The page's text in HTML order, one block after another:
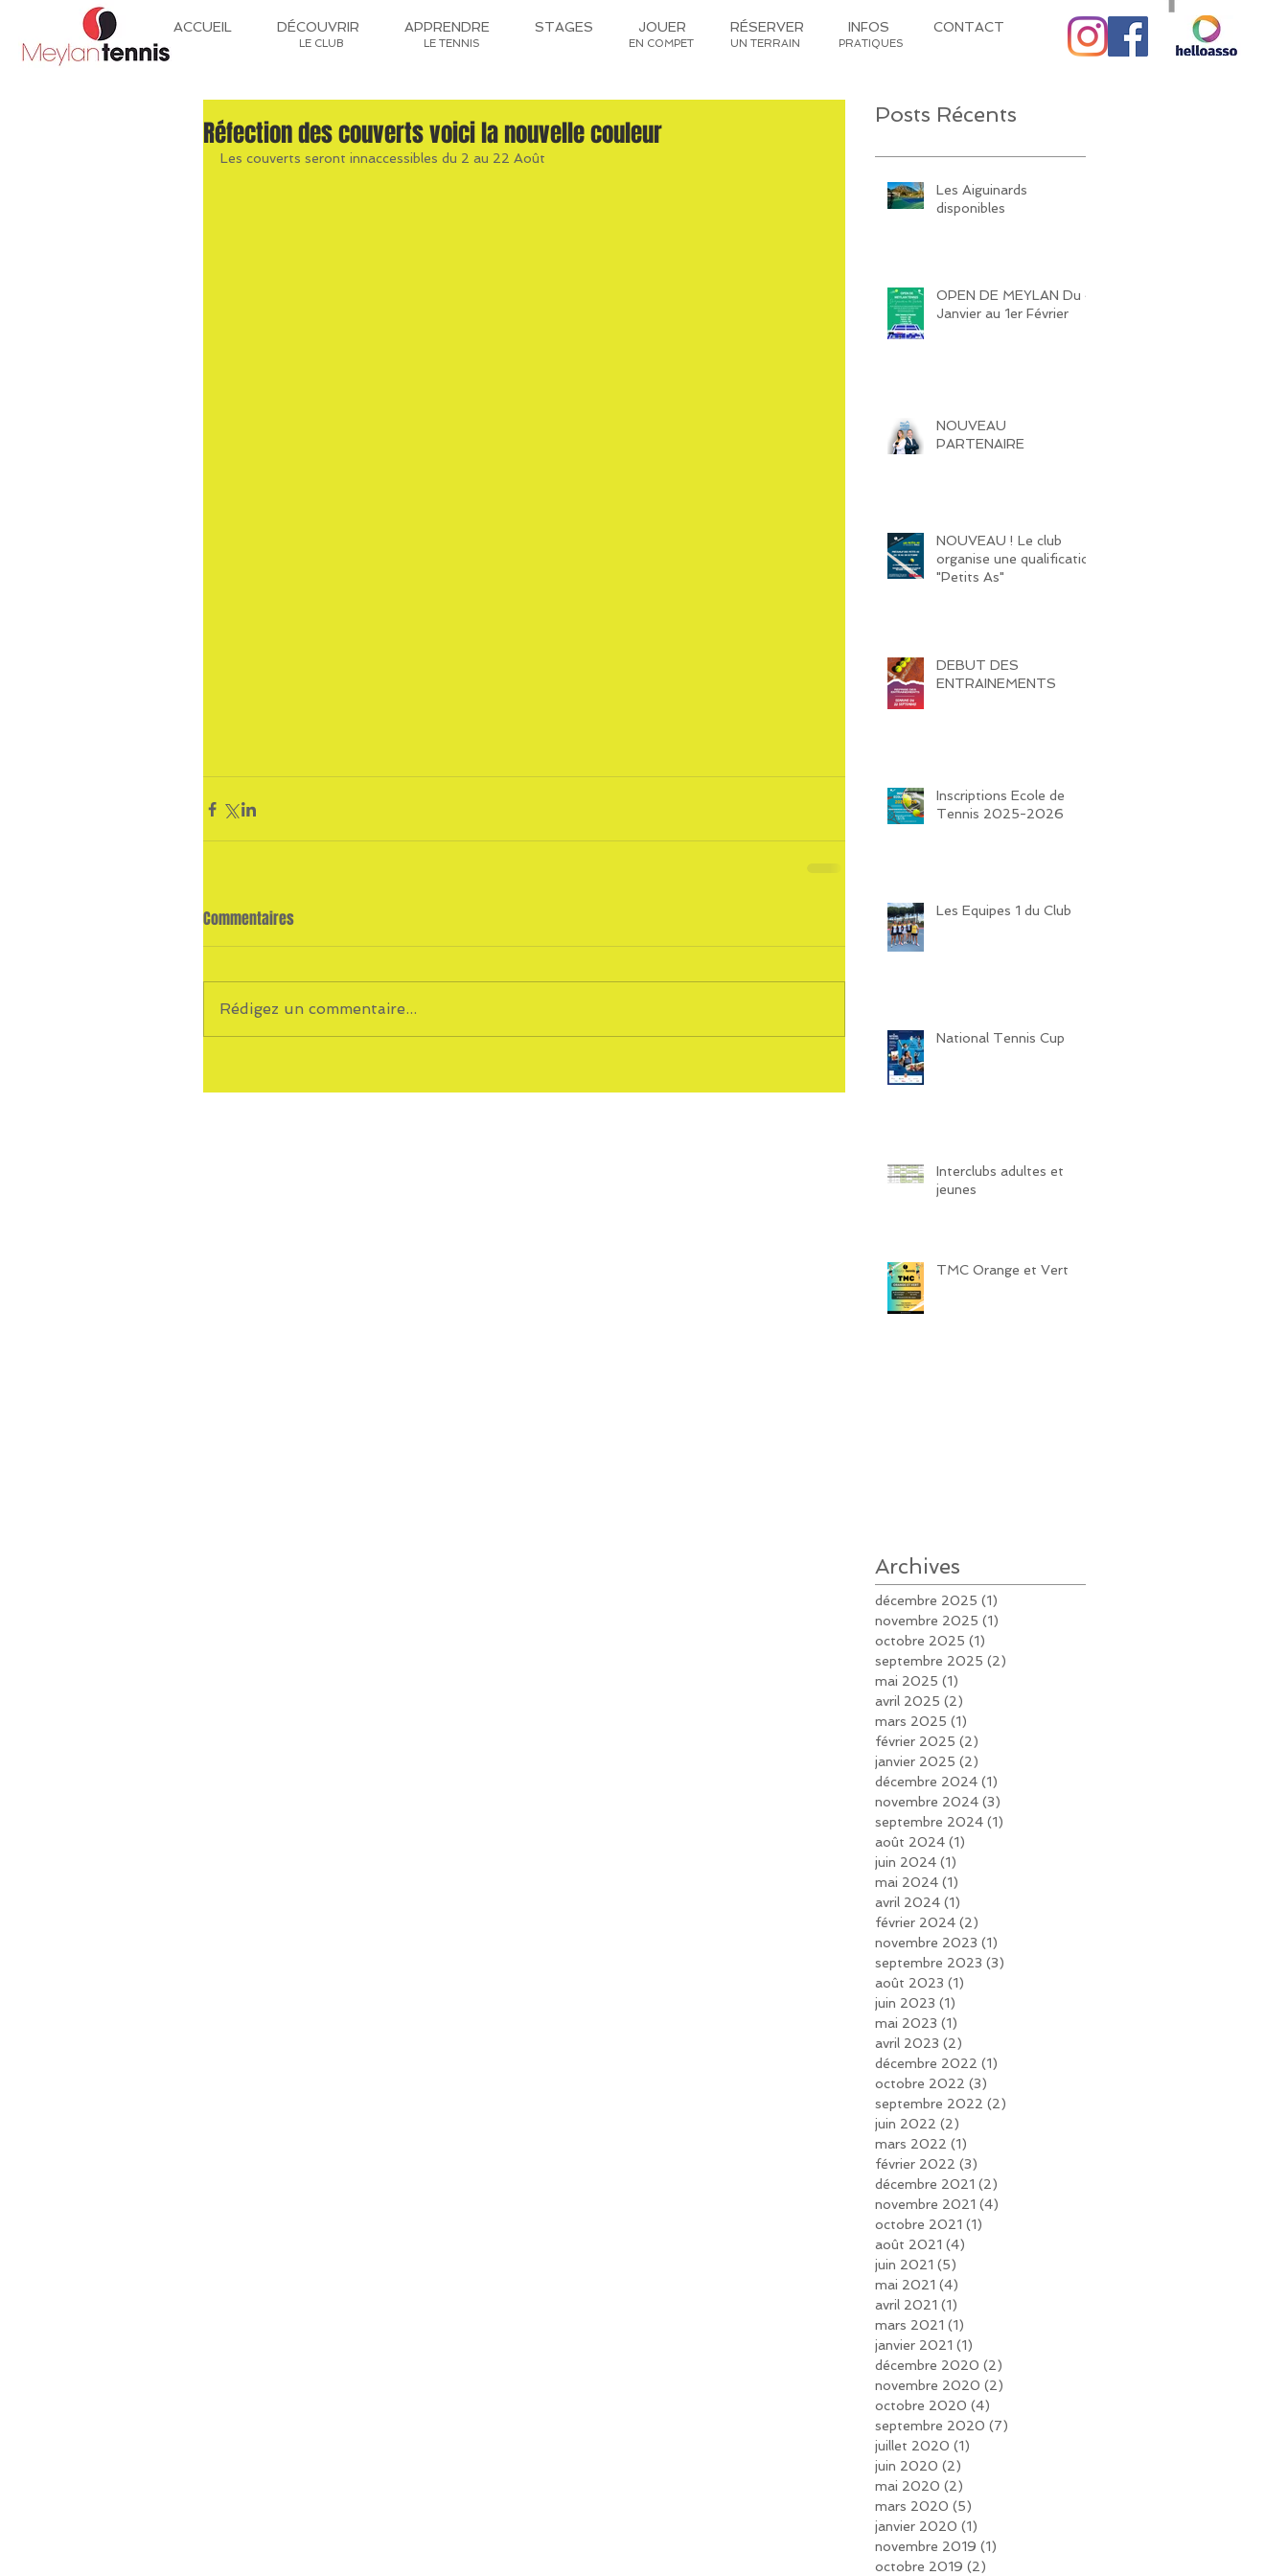
ACCUEIL DÉCOUVRIR APPRENDRE STAGES JOUER RÉSERVER INFOS CONTACT
LE CLUB LE TENNIS EN COMPET UN TERRAIN PRATIQUES
Réfection des couverts voici la nouvelle couleur
Les couverts seront innaccessibles du 2 au 22 Août
Commentaires
Rédigez un commentaire...
Posts Récents
Les Aiguinards
disponibles
OPEN DE MEYLAN Du 4
Janvier au 1er Février
NOUVEAU
PARTENAIRE
NOUVEAU ! Le club
organise une qualification
"Petits As"
DEBUT DES
ENTRAINEMENTS
Inscriptions Ecole de
Tennis 2025-2026
Les Equipes 1 du Club
National Tennis Cup
Interclubs adultes et
jeunes
TMC Orange et Vert
Archives
décembre 2025 (1)
novembre 2025 (1)
octobre 2025 (1)
septembre 2025 (2)
mai 2025 (1)
avril 2025 (2)
mars 2025 (1)
février 2025 (2)
janvier 2025 (2)
décembre 2024 (1)
novembre 2024 (3)
septembre 2024 (1)
août 2024 (1)
juin 2024 (1)
mai 2024 (1)
avril 2024 (1)
février 2024 (2)
novembre 2023 (1)
septembre 2023 (3)
août 2023 (1)
juin 2023 (1)
mai 2023 (1)
avril 2023 (2)
décembre 2022 (1)
octobre 2022 (3)
septembre 2022 (2)
juin 2022 (2)
mars 2022 (1)
février 2022 (3)
décembre 2021 (2)
novembre 2021 (4)
octobre 2021 (1)
août 2021 (4)
juin 2021 (5)
mai 2021 (4)
avril 2021 (1)
mars 2021 (1)
janvier 2021 (1)
décembre 2020 (2)
novembre 2020 (2)
octobre 2020 (4)
septembre 2020 (7)
juillet 2020 (1)
juin 2020 (2)
mai 2020 (2)
mars 2020 (5)
janvier 2020 (1)
novembre 2019 (1)
octobre 2019 (2)